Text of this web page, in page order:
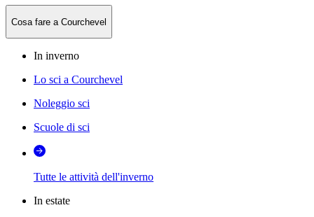
Cosa fare a Courchevel
In inverno
Lo sci a Courchevel
Noleggio sci
Scuole di sci
Tutte le attività dell'inverno
In estate